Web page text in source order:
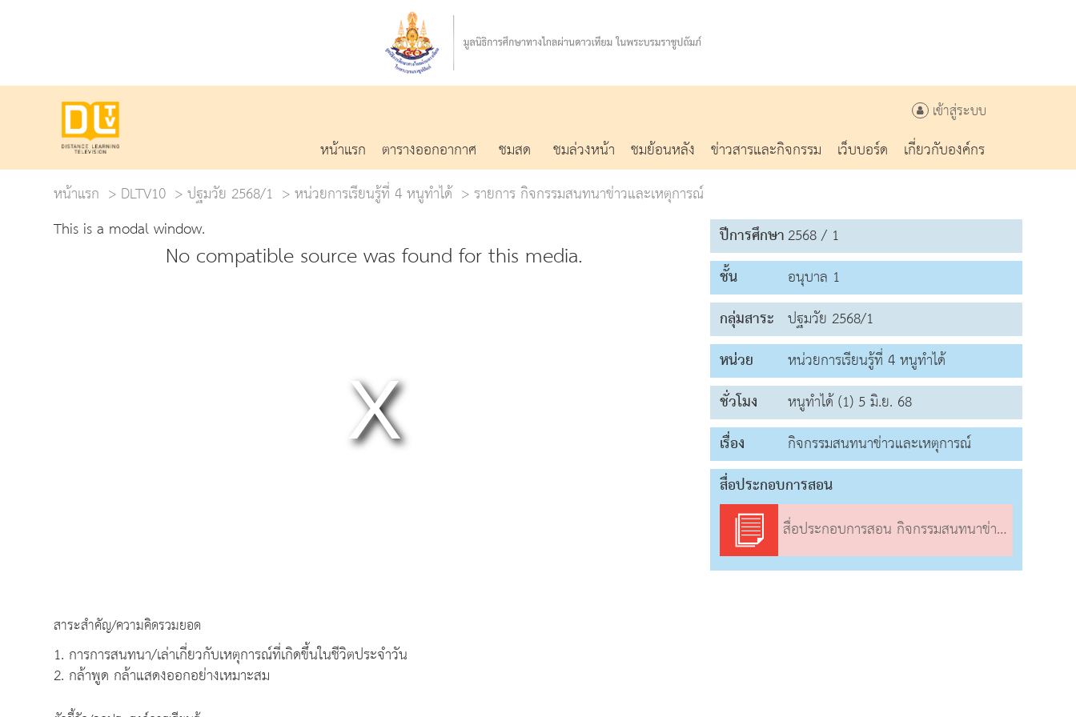
เข้าสู่ระบบ
หน้าแรก ตารางออกอากาศ ชมสด ชมล่วงหน้า ชมย้อนหลัง ข่าวสารและกิจกรรม เว็บบอร์ด
เกี่ยวกับองค์กร
หน้าแรก
DLTV10 ปฐมวัย 2568/1 หน่วยการเรียนรู้ที่ 4 หนูทำได้
รายการ กิจกรรมสนทนาข่าวและเหตุการณ์
This is a modal window.
No compatible source was found for this media.
สาระสำคัญ/ความคิดรวมยอด
1. การการสนทนา/เล่าเกี่ยวกับเหตุการณ์ที่เกิดขึ้นในชีวิตประจำวัน
2. กล้าพูด กล้าแสดงออกอย่างเหมาะสม
ปีการศึกษา2568 / 1
ชั้น
อนุบาล 1
กลุ่มสาระ ปฐมวัย 2568/1
หน่วย
หน่วยการเรียนรู้ที่ 4 หนูทำได้
ชั่วโมง
หนูทำได้ (1) 5 มิ.ย. 68
เรื่อง
กิจกรรมสนทนาข่าวและเหตุการณ์
สื่อประกอบการสอน
สื่อประกอบการสอน กิจกรรมสนทนาข่าวและเหตุการณ์